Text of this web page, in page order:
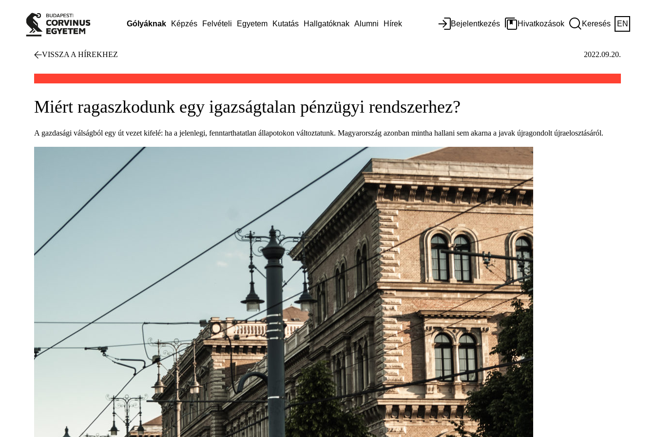
Gólyáknak Képzés Felvételi Egyetem Kutatás Hallgatóknak Alumni Hírek Bejelentkezés Hivatkozások Keresés EN
VISSZA A HÍREKHEZ 2022.09.20.
Miért ragaszkodunk egy igazságtalan pénzügyi rendszerhez?
A gazdasági válságból egy út vezet kifelé: ha a jelenlegi, fenntarthatatlan állapotokon változtatunk. Magyarország azonban mintha hallani sem akarna a javak újragondolt újraelosztásáról.